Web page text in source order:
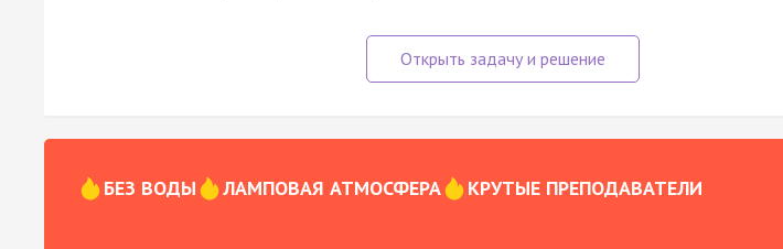
БЕЗ ВОДЫ ЛАМПОВАЯ АТМОСФЕРА КРУТЫЕ ПРЕПОДАВАТЕЛИ